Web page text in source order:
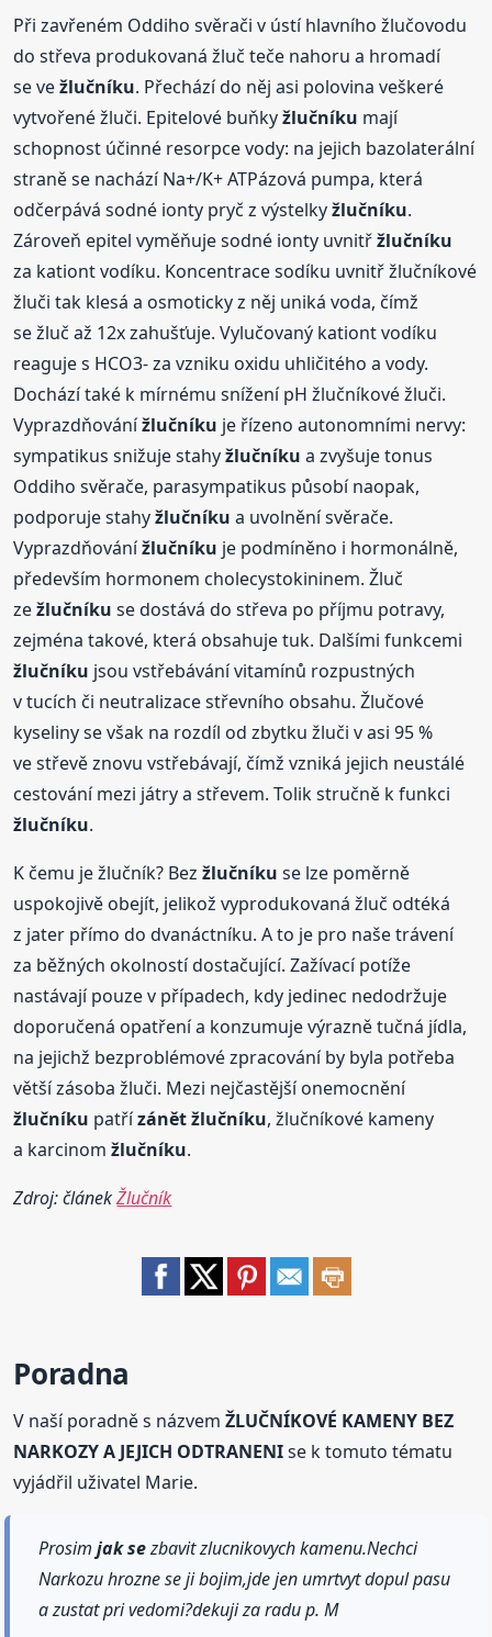
Při zavřeném Oddiho svěrači v ústí hlavního žlučovodu
do střeva produkovaná žluč teče nahoru a hromadí
se vežlučníku. Přechází do něj asi polovina veškeré
vytvořené žluči. Epitelové buňkyžlučníku mají
schopnost účinné resorpce vody: na jejich bazolaterální
straně se nachází Na+/K+ ATPázová pumpa, která
odčerpává sodné ionty pryč z výstelkyžlučníku.
Zároveň epitel vyměňuje sodné ionty uvnitřžlučníku
za kationt vodíku. Koncentrace sodíku uvnitř žlučníkové
žluči tak klesá a osmoticky z něj uniká voda, čímž
se žluč až 12x zahušťuje. Vylučovaný kationt vodíku
reaguje s HCO3- za vzniku oxidu uhličitého a vody.
Dochází také k mírnému snížení pH žlučníkové žluči.
Vyprazdňovánížlučníku je řízeno autonomními nervy:
sympatikus snižuje stahyžlučníku a zvyšuje tonus
Oddiho svěrače, parasympatikus působí naopak,
podporuje stahyžlučníku a uvolnění svěrače.
Vyprazdňovánížlučníku je podmíněno i hormonálně,
především hormonem cholecystokininem. Žluč
zežlučníku se dostává do střeva po příjmu potravy,
zejména takové, která obsahuje tuk. Dalšími funkcemi
žlučníku jsou vstřebávání vitamínů rozpustných
v tucích či neutralizace střevního obsahu. Žlučové
kyseliny se však na rozdíl od zbytku žluči v asi 95 %
ve střevě znovu vstřebávají, čímž vzniká jejich neustálé
cestování mezi játry a střevem. Tolik stručně k funkci
žlučníku.
K čemu je žlučník? Bezžlučníku se lze poměrně
uspokojivě obejít, jelikož vyprodukovaná žluč odtéká
z jater přímo do dvanáctníku. A to je pro naše trávení
za běžných okolností dostačující. Zažívací potíže
nastávají pouze v případech, kdy jedinec nedodržuje
doporučená opatření a konzumuje výrazně tučná jídla,
na jejichž bezproblémové zpracování by byla potřeba
větší zásoba žluči. Mezi nejčastější onemocnění
žlučníku patřízánět žlučníku, žlučníkové kameny
a karcinomžlučníku.
Zdroj: článekŽlučník
Poradna
V naší poradně s názvemŽLUČNÍKOVÉ KAMENY BEZ
NARKOZY A JEJICH ODTRANENIse k tomuto tématu
vyjádřil uživatel Marie.
Prosimjak sezbavit zlucnikovych kamenu.Nechci
Narkozu hrozne se ji bojim,jde jen umrtvyt dopul pasu
a zustat pri vedomi?dekuji za radu p. M